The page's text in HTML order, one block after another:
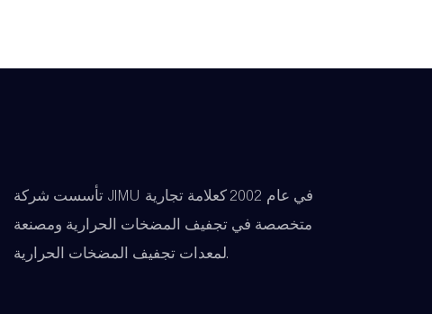
تأسست شركة JIMU في عام 2002 كعلامة تجارية
متخصصة في تجفيف المضخات الحرارية ومصنعة
لمعدات تجفيف المضخات الحرارية.